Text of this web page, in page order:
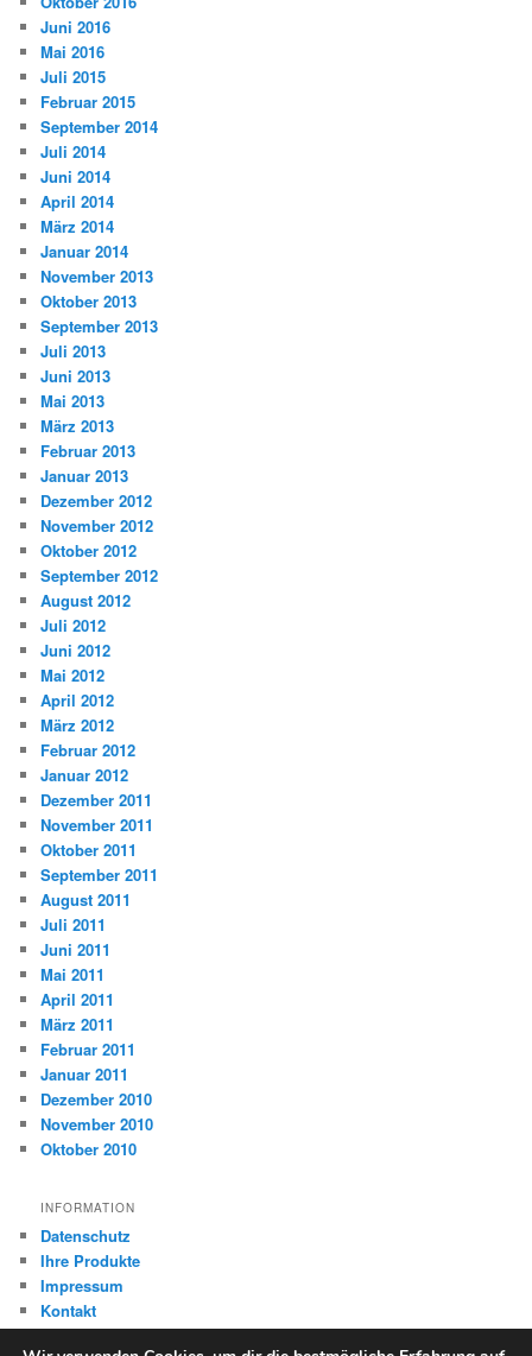
Juni 2016
Mai 2016
Juli 2015
Februar 2015
September 2014
Juli 2014
Juni 2014
April 2014
März 2014
Januar 2014
November 2013
Oktober 2013
September 2013
Juli 2013
Juni 2013
Mai 2013
März 2013
Februar 2013
Januar 2013
Dezember 2012
November 2012
Oktober 2012
September 2012
August 2012
Juli 2012
Juni 2012
Mai 2012
April 2012
März 2012
Februar 2012
Januar 2012
Dezember 2011
November 2011
Oktober 2011
September 2011
August 2011
Juli 2011
Juni 2011
Mai 2011
April 2011
März 2011
Februar 2011
Januar 2011
Dezember 2010
November 2010
Oktober 2010
INFORMATION
Datenschutz
Ihre Produkte
Impressum
Kontakt
Surftipps